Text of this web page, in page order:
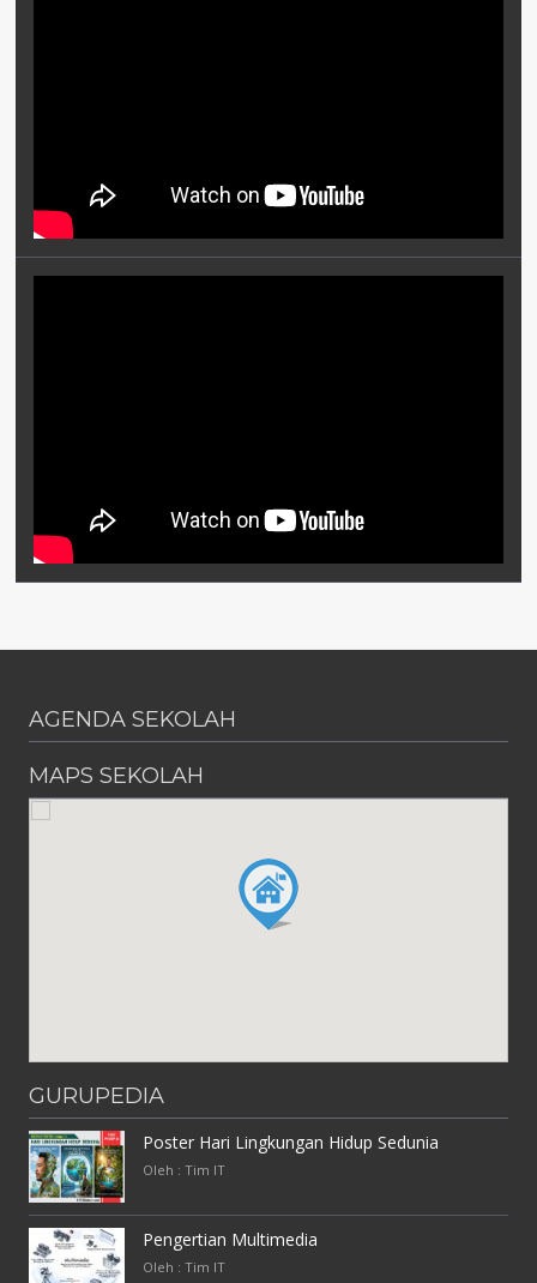
AGENDA SEKOLAH
MAPS SEKOLAH
GURUPEDIA
Poster Hari Lingkungan Hidup Sedunia
Oleh : Tim IT
Pengertian Multimedia
Oleh : Tim IT